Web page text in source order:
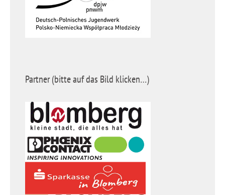
Partner (bitte auf das Bild klicken…)